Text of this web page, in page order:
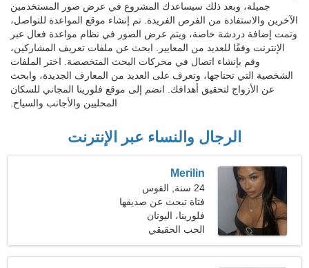
جميلة، وبعد ذلك سيساعدك المشروع في عرض صور المستخدمين
الآخرين والاستفادة من الفرص الفريدة. تم إنشاء موقع المواعدة للتواصل،
وتمت إضافة دردشة خاصة، ويتم عرض الصور في نظام مواعدة فعال عبر
الإنترنت وفقًا للعديد من المعايير. ابحث عن ملفات تعريف المشاركين،
وقم بإنشاء اتصال في محركات البحث المتخصصة. اختر الملفات
الشخصية التي تحتاجها، وتعرف على العديد من المعارف الجديدة، وابحث
عن الأزواج لتحقيق أهدافك. انضم إلى موقع فلورينا المجاني للسكان
المحليين والأجانب والسياح.
الرجال والنساء عبر الإنترنت
Merilin
24 سنة, القوس
فتاة تبحث عن صديقها
فلورينا، اليونان
الحب الحقيقي